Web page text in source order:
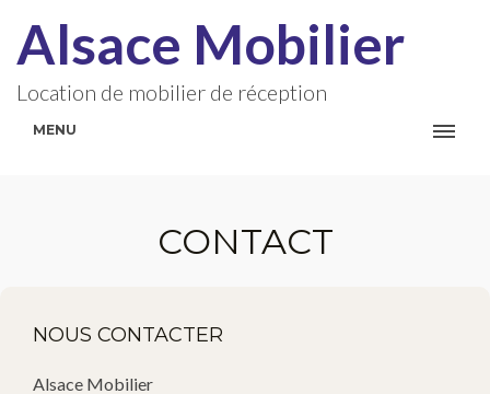
Alsace Mobilier
Location de mobilier de réception
MENU
CONTACT
NOUS CONTACTER
Alsace Mobilier